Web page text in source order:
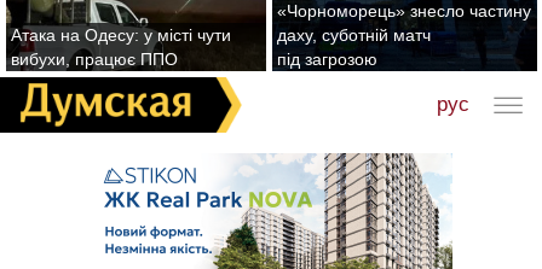
Атака на Одесу: у місті чути
вибухи, працює ППО
«Чорноморець» знесло частину
даху, суботній матч
під загрозою
рус